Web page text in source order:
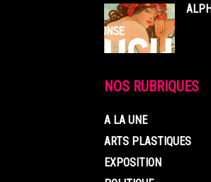
NOS RUBRIQUES
A LA UNE
ARTS PLASTIQUES
EXPOSITION